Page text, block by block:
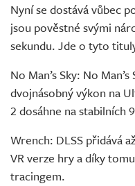
Nyní se dostává vůbec
jsou pověstné svými
sekundu. Jde o tyto
No Man’s Sky: No
dvojnásobný výkon na
2 dosáhne na stabilních
Wrench: DLSS přidává
VR verze hry a díky
tracingem.